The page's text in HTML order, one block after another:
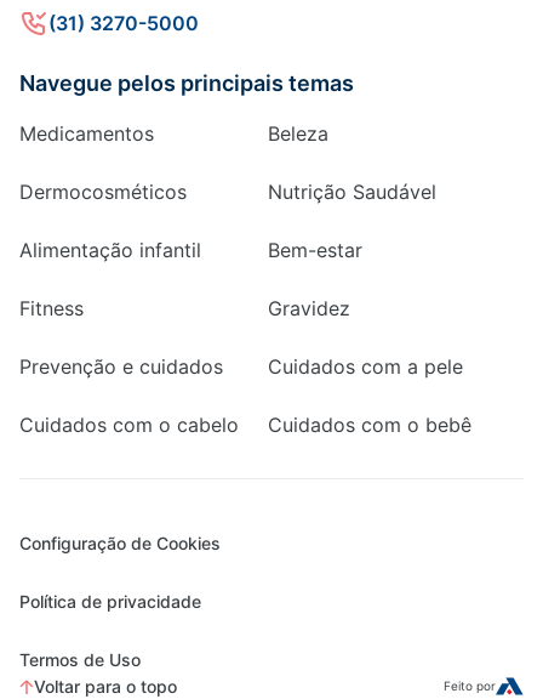
(31) 3270-5000
Navegue pelos principais temas
Medicamentos Beleza
Dermocosméticos Nutrição Saudável
Alimentação infantil Bem-estar
Fitness Gravidez
Prevenção e cuidados Cuidados com a pele
Cuidados com o cabelo Cuidados com o bebê
Configuração de Cookies
Política de privacidade
Termos de Uso
Voltar para o topo
Feito por